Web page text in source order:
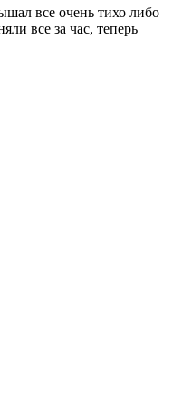
все очень тихо либо
все за час, теперь